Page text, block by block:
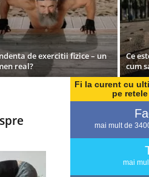
de exercitii fizice – un
real?
Ce
cum
Fi la curent cu
pe
mai mult de
mai